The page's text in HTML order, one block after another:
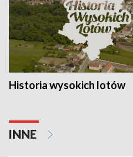
Historia wysokich lotów
INNE